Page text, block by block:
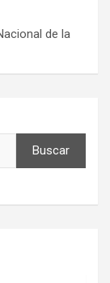
de la
Buscar